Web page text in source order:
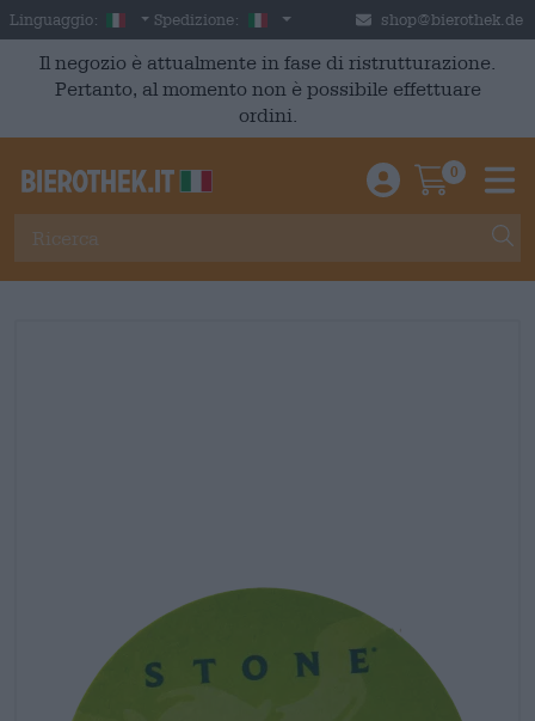
Skip to main content
Linguaggio: Italian
Spedizione: Italia shop@bierothek.de
Il negozio è attualmente in fase di ristrutturazione.
Pertanto, al momento non è possibile effettuare
ordini.
Einloggen /
0